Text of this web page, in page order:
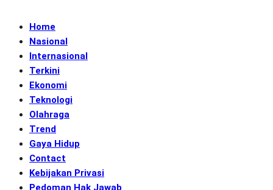
Home
Nasional
Internasional
Terkini
Ekonomi
Teknologi
Olahraga
Trend
Gaya Hidup
Contact
Kebijakan Privasi
Pedoman Hak Jawab